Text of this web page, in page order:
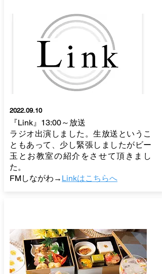
2022.09.10
『Link』13:00～放送
​ラジオ出演しました。生放送というこ
ともあって、少し緊張しましたがビー
玉とお教室の紹介をさせて頂きまし
た。
FMしながわ→ Linkはこちらへ